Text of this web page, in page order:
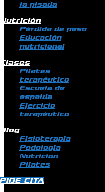
la pisada
Pérdida de peso
Educación
nutricional
Pilates
terapéutico
Escuela de
espalda
Ejercicio
terapéutico
Fisioterapia
Podologia
Nutricion
Pilates
CITA